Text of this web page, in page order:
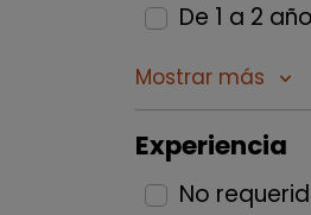
De 1 a 2
Mostrar más keyboard_arrow_down
Experiencia
No